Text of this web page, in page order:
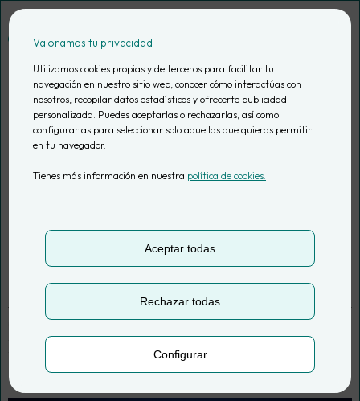
Valoramos tu privacidad
Utilizamos cookies propias y de terceros para facilitar tu
navegación en nuestro sitio web, conocer cómo interactúas con
nosotros, recopilar datos estadísticos y ofrecerte publicidad
personalizada. Puedes aceptarlas o rechazarlas, así como
configurarlas para seleccionar solo aquellas que quieras permitir
en tu navegador.
Tienes más información en nuestra política de cookies.
Aceptar todas
Rechazar todas
Configurar
Saltar
al
Integración de los
datos first-party
en Seller Emotion
Antón Suárez | Head of Business Development
Actualizado el7 Oct, 2024